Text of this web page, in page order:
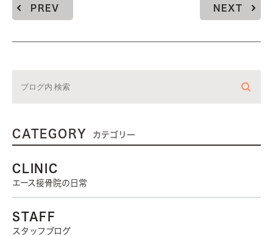
PREV NEXT
CATEGORY カテゴリー
CLINIC
エース接骨院の日常
STAFF
スタッフブログ